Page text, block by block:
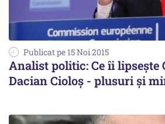
Publicat pe 15 Noi 2015
Analist politic: Ce îi lipsește
Dacian Cioloș - plusuri și